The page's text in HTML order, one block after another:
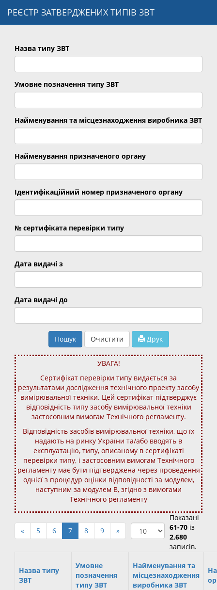
РЕЄСТР ЗАТВЕРДЖЕНИХ ТИПІВ ЗВТ
Назва типу ЗВТ
Умовне позначення типу ЗВТ
Найменування та місцезнаходження виробника ЗВТ
Найменування призначеного органу
Ідентифікаційний номер призначеного органу
№ сертифіката перевірки типу
Дата видачі з
Дата видачі до
Пошук Очистити Друк
УВАГА!
Сертифікат перевірки типу видається за
результатами дослідження технічного проекту засобу
вимірювальної техніки. Цей сертифікат підтверджує
відповідність типу засобу вимірювальної техніки
застосовним вимогам Технічного регламенту.
Відповідність засобів вимірювальної техніки, що їх
надають на ринку України та/або вводять в
експлуатацію, типу, описаному в сертифікаті
перевірки типу, і застосовним вимогам Технічного
регламенту має бути підтверджена через проведення
однієї з процедур оцінки відповідності за модулем,
наступним за модулем В, згідно з вимогами
Технічного регламенту
« 5 6 7 8 9 »
Показані
61-70 із
2,680
записів.
Назва типу
ЗВТ
Умовне
позначення
типу ЗВТ
Найменування та
місцезнаходження
виробника ЗВТ